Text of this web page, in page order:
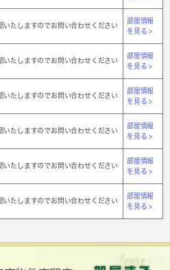
たしますのでお問い合わせください
部屋情報
を見る >
たしますのでお問い合わせください
部屋情報
を見る >
たしますのでお問い合わせください
部屋情報
を見る >
たしますのでお問い合わせください
部屋情報
を見る >
たしますのでお問い合わせください
部屋情報
を見る >
たしますのでお問い合わせください
部屋情報
を見る >